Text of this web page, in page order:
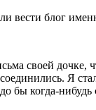
вести блог
своей дочке,
Я
бы когда-